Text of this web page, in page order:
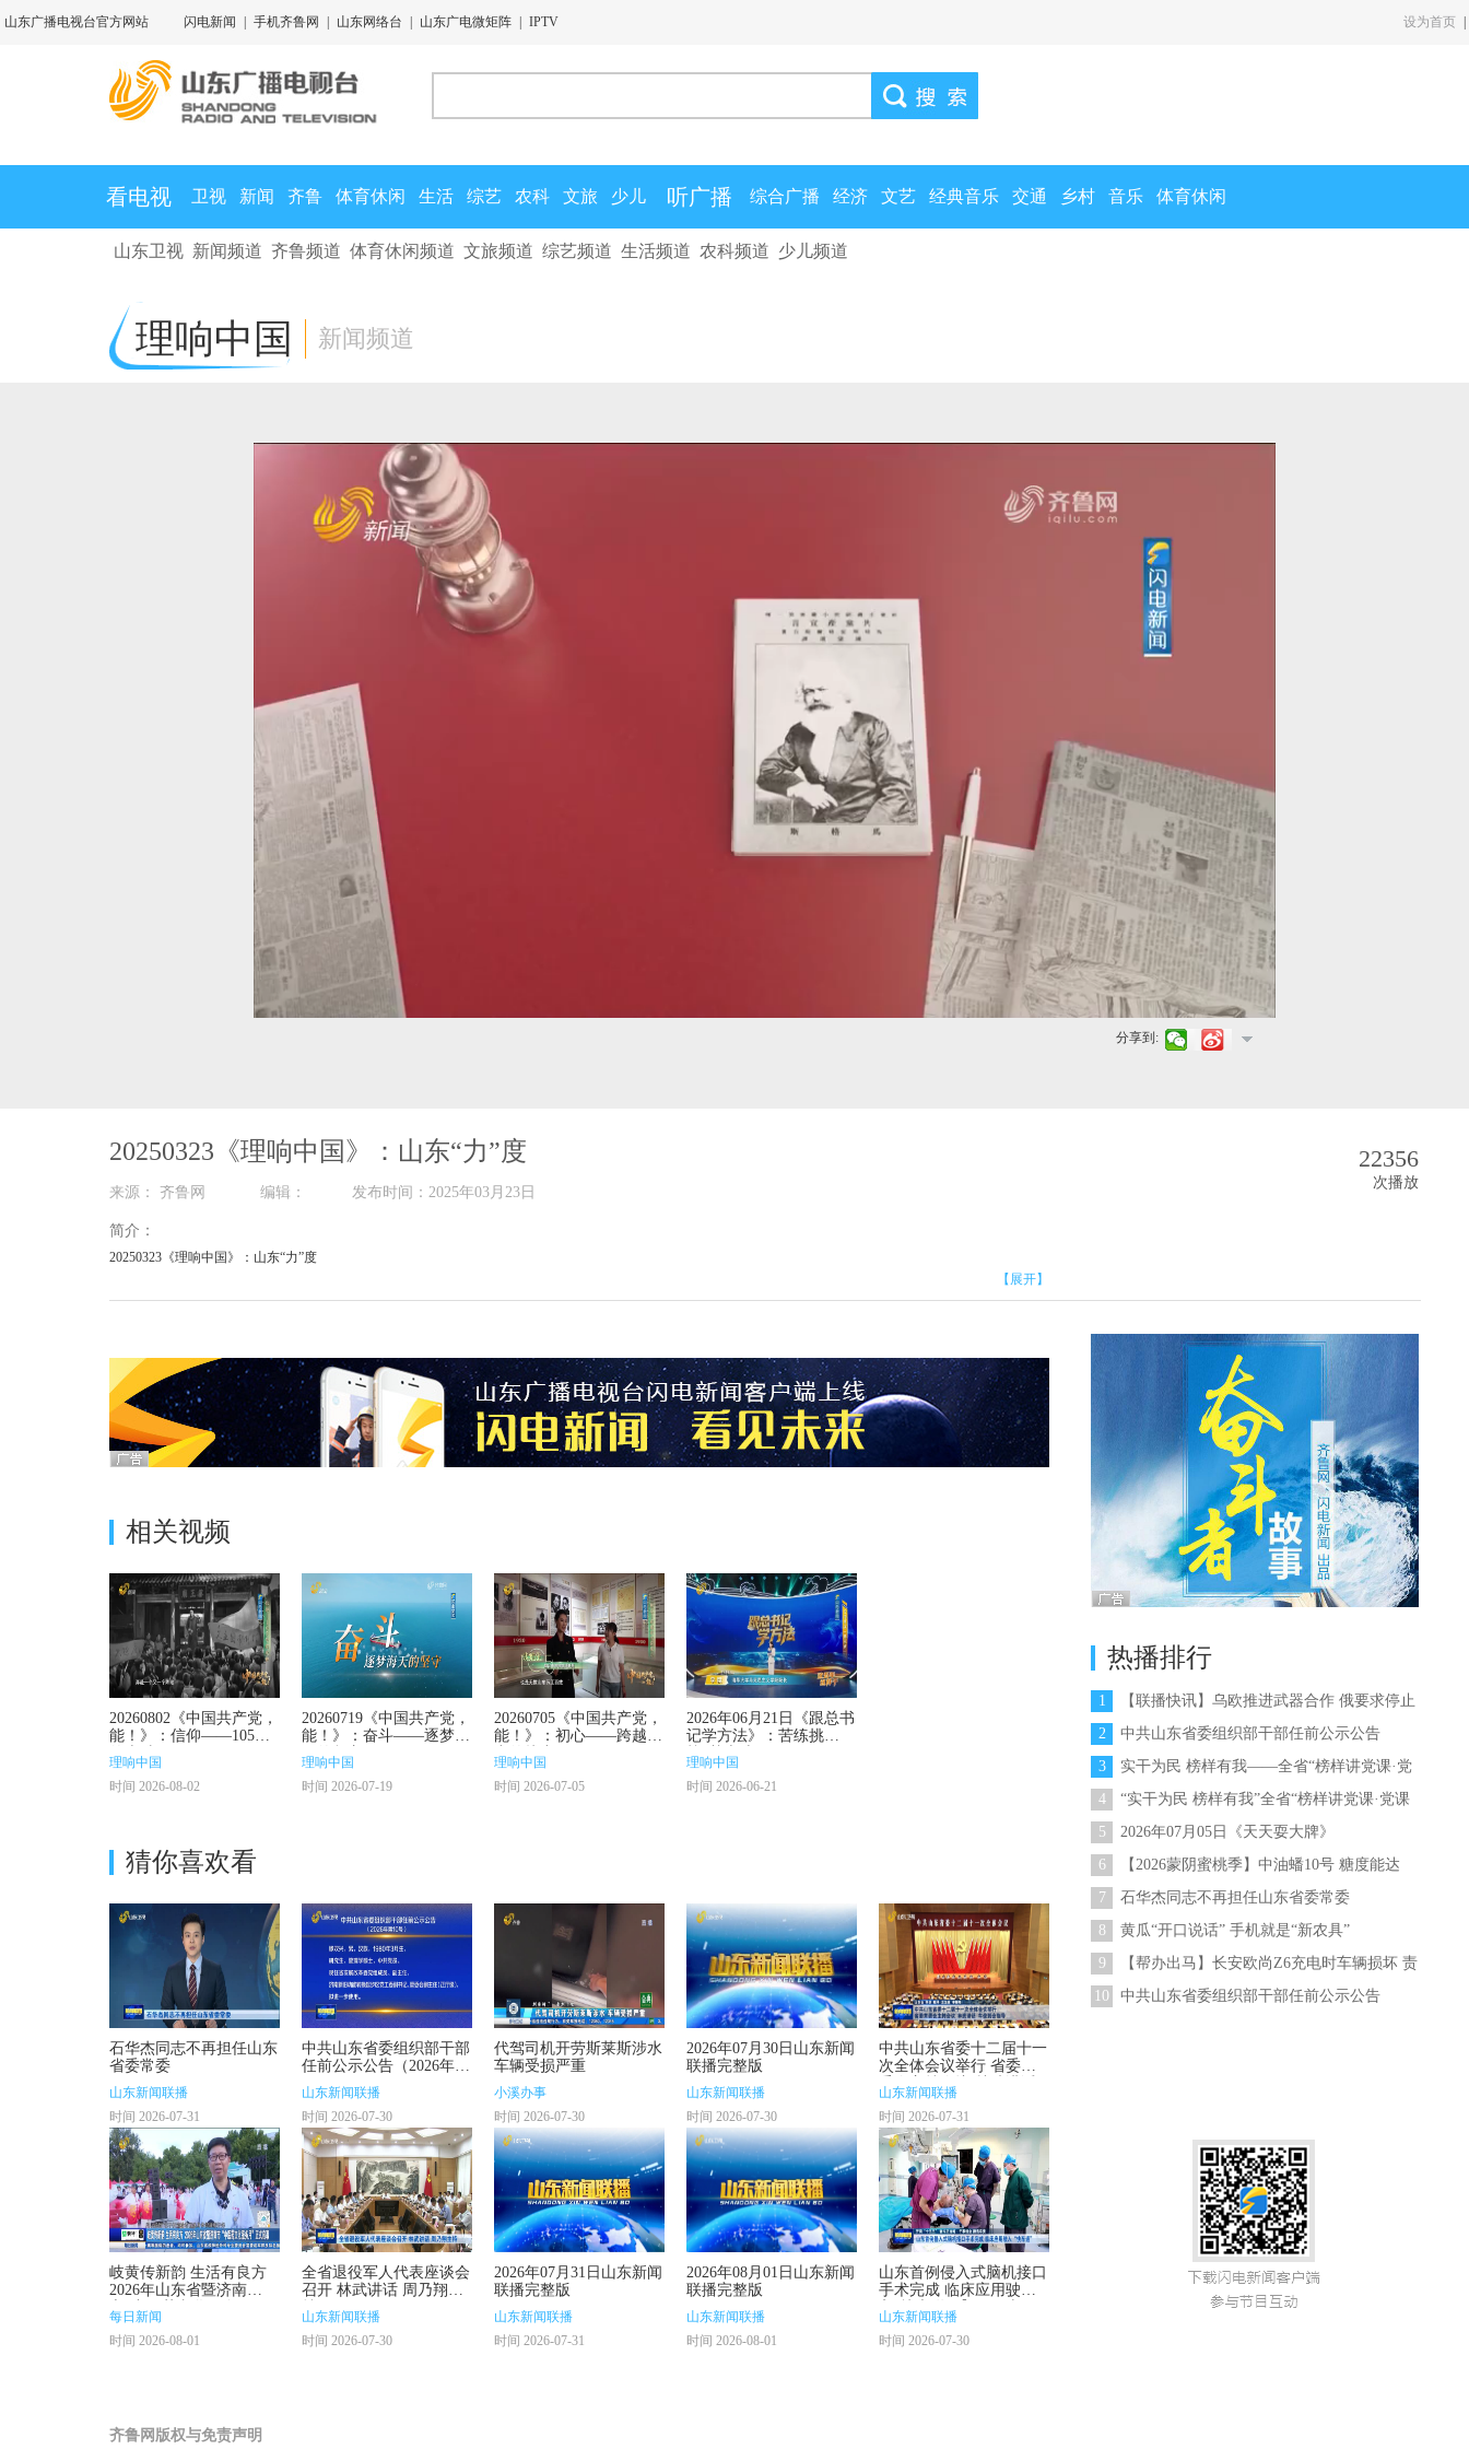
山东广播电视台官方网站 闪电新闻 手机齐鲁网 山东网络台 山东广电微矩阵 IPTV 设为首页
看电视 卫视 新闻 齐鲁 体育休闲 生活 综艺 农科 文旅 少儿 听广播 综合广播 经济 文艺 经典音乐 交通 乡村 音乐 体育休闲
山东卫视 新闻频道 齐鲁频道 体育休闲频道 文旅频道 综艺频道 生活频道 农科频道 少儿频道
理响中国 新闻频道
00:00
分享到:
20250323《理响中国》：山东“力”度
来源： 齐鲁网 编辑： 发布时间：2025年03月23日
简介：
20250323《理响中国》：山东“力”度
【展开】
22356
次播放
相关视频
20260802《中国共产党，
能！》：信仰——105号
的火种
理响中国
时间 2026-08-02
20260719《中国共产党，
能！》：奋斗——逐梦海
天的坚守
理响中国
时间 2026-07-19
20260705《中国共产党，
能！》：初心——跨越时
空的接力
理响中国
时间 2026-07-05
2026年06月21日《跟总书
记学方法》：苦练挑
战“基本功”
理响中国
时间 2026-06-21
猜你喜欢看
石华杰同志不再担任山东
省委常委
山东新闻联播
时间 2026-07-31
中共山东省委组织部干部
任前公示公告（2026年第
10号）
山东新闻联播
时间 2026-07-30
代驾司机开劳斯莱斯涉水
车辆受损严重
小溪办事
时间 2026-07-30
2026年07月30日山东新闻
联播完整版
山东新闻联播
时间 2026-07-30
中共山东省委十二届十一
次全体会议举行 省委常
委会主持会议 林武讲话
车俊到会指导
山东新闻联播
时间 2026-07-31
岐黄传新韵 生活有良方
2026年山东省暨济南
市“中医药文化服务月”正
式启幕
每日新闻
时间 2026-08-01
全省退役军人代表座谈会
召开 林武讲话 周乃翔主
持
山东新闻联播
时间 2026-07-30
2026年07月31日山东新闻
联播完整版
山东新闻联播
时间 2026-07-31
2026年08月01日山东新闻
联播完整版
山东新闻联播
时间 2026-08-01
山东首例侵入式脑机接口
手术完成 临床应用驶
入“快车道”【开局“十五
五” 奋斗正当时·干事创业
担当尽责】
山东新闻联播
时间 2026-07-30
齐鲁网版权与免责声明
热播排行
1
【联播快讯】乌欧推进武器合作 俄要求停止
向乌供武
2
中共山东省委组织部干部任前公示公告
（2026年第9号）
3
实干为民 榜样有我——全省“榜样讲党课·党
课讲榜样”活动
4
“实干为民 榜样有我”全省“榜样讲党课·党课
讲榜样”专题党课今晚在山东卫视播出
5
2026年07月05日《天天耍大牌》
6
【2026蒙阴蜜桃季】中油蟠10号 糖度能达
15.3
7
石华杰同志不再担任山东省委常委
8
黄瓜“开口说话” 手机就是“新农具”
9
【帮办出马】长安欧尚Z6充电时车辆损坏 责
任在谁？
10
中共山东省委组织部干部任前公示公告